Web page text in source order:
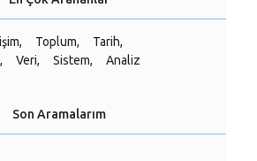
Toplum,
Tarih,
Veri, Sistem, Analiz
Son Aramalarım